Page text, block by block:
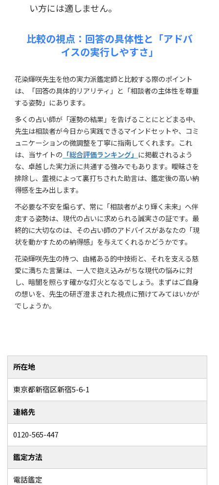
い方には適しません。
比較の視点：回答の具体性と「アドバ
イスの実行しやすさ」
花染輝咲先生を他の実力派鑑定師と比較する際のポイント
は、「回答の具体的リアリティ」と「相談者の主体性を尊重
する姿勢」にあります。
多くの占い師が「運勢の結果」を告げることにとどまる中、
先生は相談者が今日から実践できるマインドセットや、コミ
ュニケーションの微調整を丁寧に指南してくれます。これ
は、当サイトの 「総合評価ランキング」 に掲載されるよう
な、卓越した実力派に共通する強みでもあります。曖昧さを
排除し、霊視によって裏打ちされた助言は、鑑定後の高い納
得感を生み出します。
不必要な不安を煽らず、常に「相談者がより輝く未来」へ伴
走する姿勢は、現代の占いに求められる誠実さの証です。最
終的に大切なのは、その占い師のアドバイスがあなたの「現
状を動かすための納得感」を与えてくれるかどうかです。
花染輝咲先生の持つ、由緒ある的中技術と、それを支える慈
愛に満ちた言葉は、一人で抱え込みがちな現代の悩みに対
し、暗闇を照らす確かな灯火となるでしょう。まずはご自身
の想いを、先生の研ぎ澄まされた視点に預けてみてはいかが
でしょうか。
所在地
東京都新宿区新宿5-6-1
連絡先
0120-565-447
鑑定方法
電話鑑定